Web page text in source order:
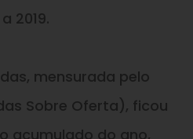
2019.
mensurada pelo
Sobre Oferta), ficou
acumulado do ano,